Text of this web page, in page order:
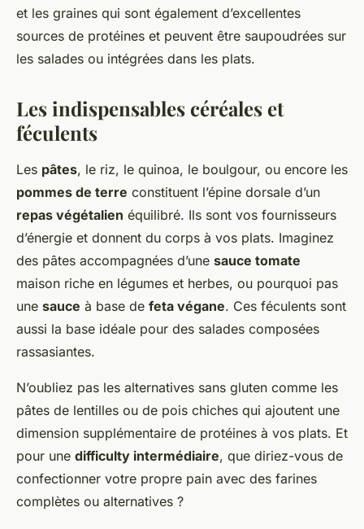
et les graines qui sont également d’excellentes
sources de protéines et peuvent être saupoudrées sur
les salades ou intégrées dans les plats.
Les indispensables céréales et
féculents
Les pâtes, le riz, le quinoa, le boulgour, ou encore les
pommes de terre constituent l’épine dorsale d’un
repas végétalien équilibré. Ils sont vos fournisseurs
d’énergie et donnent du corps à vos plats. Imaginez
des pâtes accompagnées d’une sauce tomate
maison riche en légumes et herbes, ou pourquoi pas
une sauce à base de feta végane. Ces féculents sont
aussi la base idéale pour des salades composées
rassasiantes.
N’oubliez pas les alternatives sans gluten comme les
pâtes de lentilles ou de pois chiches qui ajoutent une
dimension supplémentaire de protéines à vos plats. Et
pour une difficulty intermédiaire, que diriez-vous de
confectionner votre propre pain avec des farines
complètes ou alternatives ?